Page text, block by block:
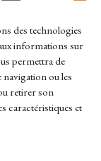
des technologies
informations sur
permettra de
ou les
retirer son
caractéristiques et